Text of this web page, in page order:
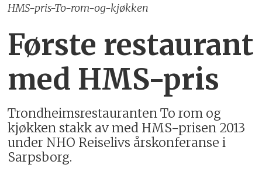
HMS-pris-To-rom-og-kjøkken
Første restaurant
med HMS-pris
Trondheimsrestauranten To rom og
kjøkken stakk av med HMS-prisen 2013
under NHO Reiselivs årskonferanse i
Sarpsborg.